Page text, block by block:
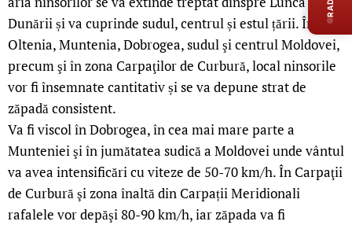
Dunării și va cuprinde sudul, centrul și estul țării. În
Oltenia, Muntenia, Dobrogea, sudul şi centrul Moldovei,
precum şi în zona Carpaţilor de Curbură, local ninsorile
vor fi însemnate cantitativ și se va depune strat de
zăpadă consistent.
Va fi viscol în Dobrogea, în cea mai mare parte a
Munteniei şi în jumătatea sudică a Moldovei unde vântul
va avea intensificări cu viteze de 50-70 km/h. În Carpaţii
de Curbură şi zona înaltă din Carpații Meridionali
rafalele vor depăşi 80-90 km/h, iar zăpada va fi